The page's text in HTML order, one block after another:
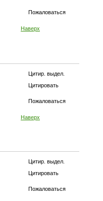
Пожаловаться
Наверх
Цитир. выдел.
Цитировать
Пожаловаться
Наверх
Цитир. выдел.
Цитировать
Пожаловаться